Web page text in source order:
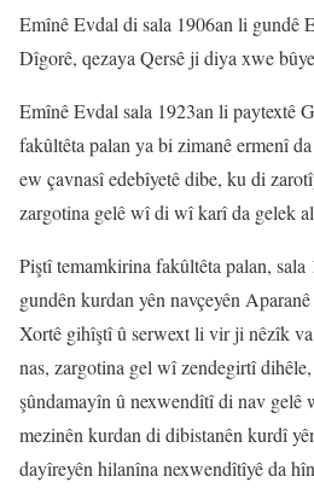
Emînê Evdal di sala 1906an li gundê
Dîgorê, qezaya Qersê ji diya xwe
Emînê Evdal sala 1923an li paytextê
fakûltêta palan ya bi zimanê ermenî
ew çavnasî edebîyetê dibe, ku di
zargotina gelê wî di wî karî da gelek
Piştî temamkirina fakûltêta palan,
gundên kurdan yên navçeyên
Xortê gihîştî û serwext li vir ji nêzîk
nas, zargotina gel wî zendegirtî
şûndamayîn û nexwendîtî di nav gelê
mezinên kurdan di dibistanên kurdî
dayîreyên hilanîna nexwendîtîyê da